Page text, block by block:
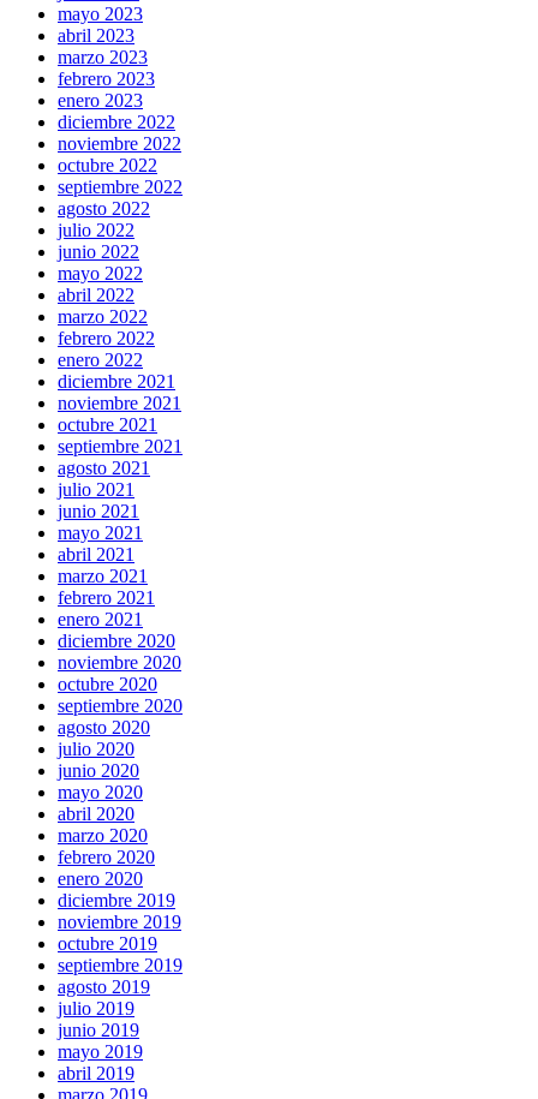
mayo 2023
abril 2023
marzo 2023
febrero 2023
enero 2023
diciembre 2022
noviembre 2022
octubre 2022
septiembre 2022
agosto 2022
julio 2022
junio 2022
mayo 2022
abril 2022
marzo 2022
febrero 2022
enero 2022
diciembre 2021
noviembre 2021
octubre 2021
septiembre 2021
agosto 2021
julio 2021
junio 2021
mayo 2021
abril 2021
marzo 2021
febrero 2021
enero 2021
diciembre 2020
noviembre 2020
octubre 2020
septiembre 2020
agosto 2020
julio 2020
junio 2020
mayo 2020
abril 2020
marzo 2020
febrero 2020
enero 2020
diciembre 2019
noviembre 2019
octubre 2019
septiembre 2019
agosto 2019
julio 2019
junio 2019
mayo 2019
abril 2019